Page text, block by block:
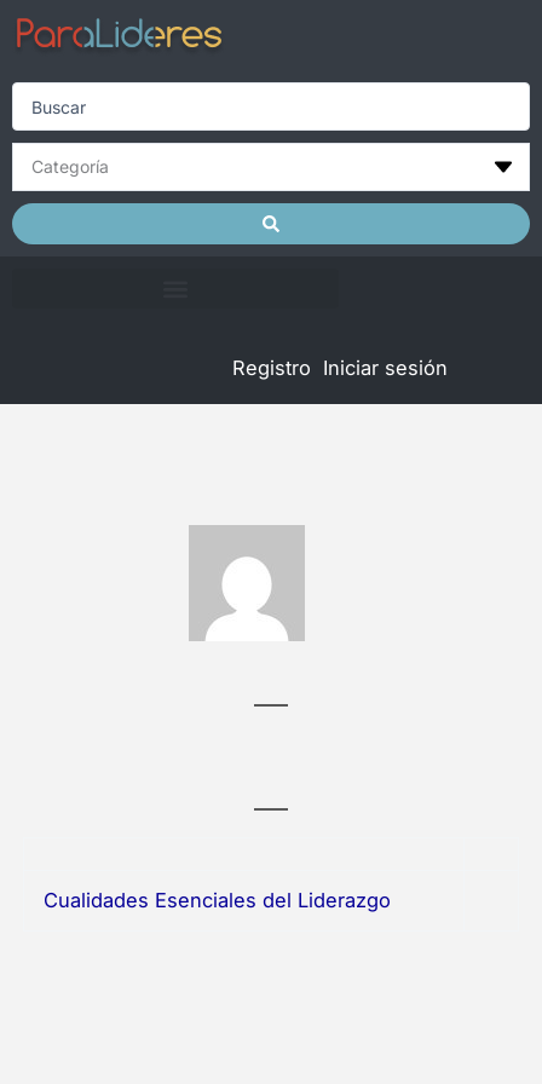
Skip
content
Search
Registro Iniciar sesión
Cualidades Esenciales del Liderazgo